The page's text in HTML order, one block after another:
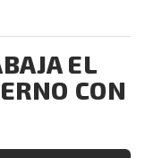
EL
CON